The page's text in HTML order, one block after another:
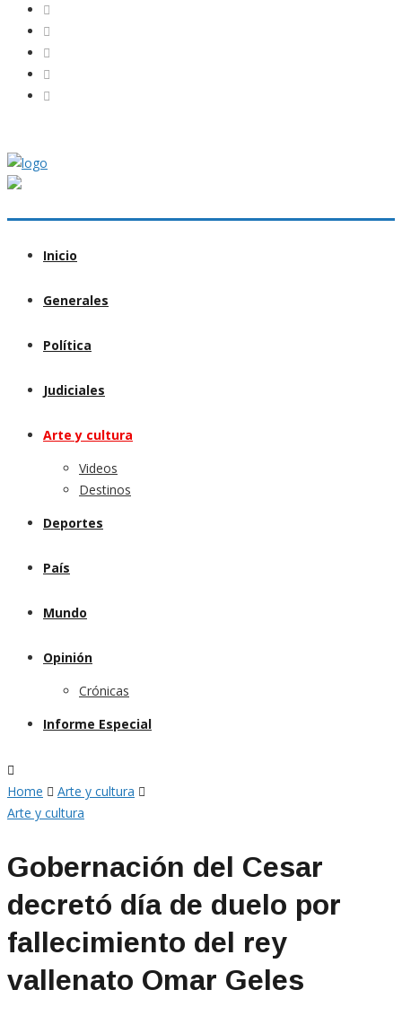
Inicio
Generales
Política
Judiciales
Arte y cultura
Videos
Destinos
Deportes
País
Mundo
Opinión
Crónicas
Informe Especial
Home
Arte y cultura
Arte y cultura
Gobernación del Cesar
decretó día de duelo por
fallecimiento del rey
vallenato Omar Geles